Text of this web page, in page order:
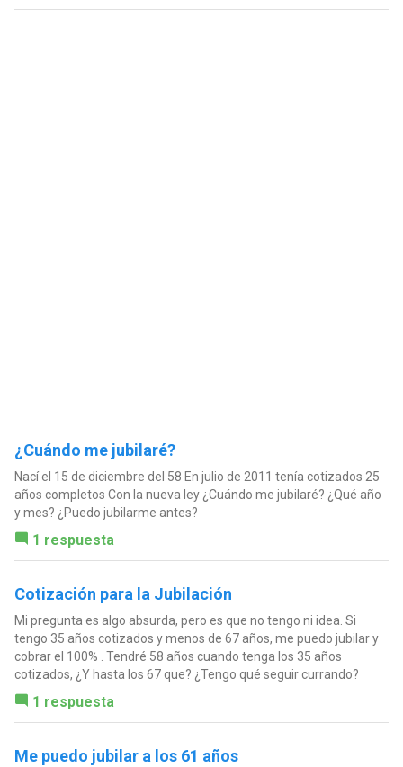
¿Cuándo me jubilaré?
Nací el 15 de diciembre del 58 En julio de 2011 tenía cotizados 25
años completos Con la nueva ley ¿Cuándo me jubilaré? ¿Qué año
y mes? ¿Puedo jubilarme antes?
1 respuesta
Cotización para la Jubilación
Mi pregunta es algo absurda, pero es que no tengo ni idea. Si
tengo 35 años cotizados y menos de 67 años, me puedo jubilar y
cobrar el 100% . Tendré 58 años cuando tenga los 35 años
cotizados, ¿Y hasta los 67 que? ¿Tengo qué seguir currando?
1 respuesta
Me puedo jubilar a los 61 años